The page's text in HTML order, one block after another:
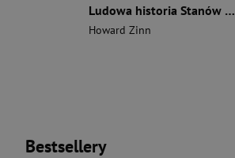
Ludowa historia Stanów Zjednoczonych. Od roku 1492 do dziś wyd. 2
Howard Zinn
Bestsellery